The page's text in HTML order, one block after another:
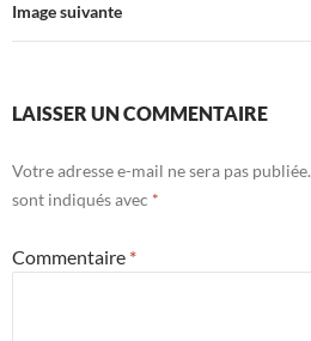
Image suivante
LAISSER UN COMMENTAIRE
Votre adresse e-mail ne sera pas publiée.
sont indiqués avec *
Commentaire *